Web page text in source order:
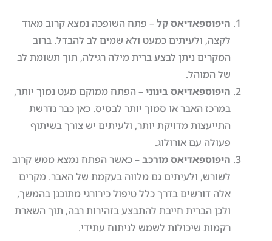
היפוספאדיאס קל– פתח השופכה נמצא קרוב מאוד
לקצה, ולעיתים כמעט ולא שמים לב להבדל. ברוב
המקרים ניתן לבצע ברית מילה רגילה, תוך תשומת לב
של המוהל.
היפוספאדיאס בינוני– הפתח ממוקם מעט נמוך יותר,
במרכז האבר או סמוך יותר לבסיס. כאן כבר נדרשת
התייעצות מדויקת יותר, ולעיתים יש צורך בשיתוף
פעולה עם אורולוג.
היפוספאדיאס מורכב– כאשר הפתח נמצא ממש קרוב
לשורש, ולעיתים גם מלווה בעקמת של האבר. מקרים
אלה דורשים בדרך כלל טיפול כירורגי מתוכנן בהמשך,
ולכן הברית חייבת להתבצע בזהירות רבה, תוך השארת
רקמות שיכולות לשמש לניתוח עתידי.